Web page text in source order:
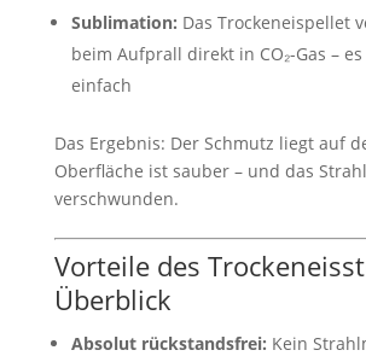
Sublimation: Das Trockeneispellet
beim Aufprall direkt in CO₂-Gas –
einfach
Das Ergebnis: Der Schmutz liegt auf
Oberfläche ist sauber – und das
verschwunden.
Vorteile des
Überblick
Absolut rückstandsfrei: Kein